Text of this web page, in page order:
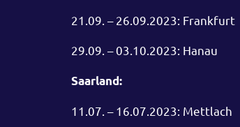
21.09. – 26.09.2023: Frankfurt
29.09. – 03.10.2023: Hanau
Saarland:
11.07. – 16.07.2023: Mettlach